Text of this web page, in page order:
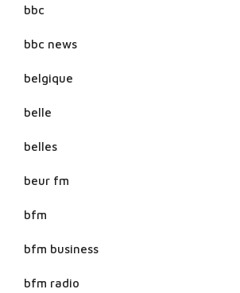
bbc
bbc news
belgique
belle
belles
beur fm
bfm
bfm business
bfm radio